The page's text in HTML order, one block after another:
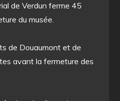
de Verdun ferme 45
du musée.
de Douaumont et de
avant la fermeture des